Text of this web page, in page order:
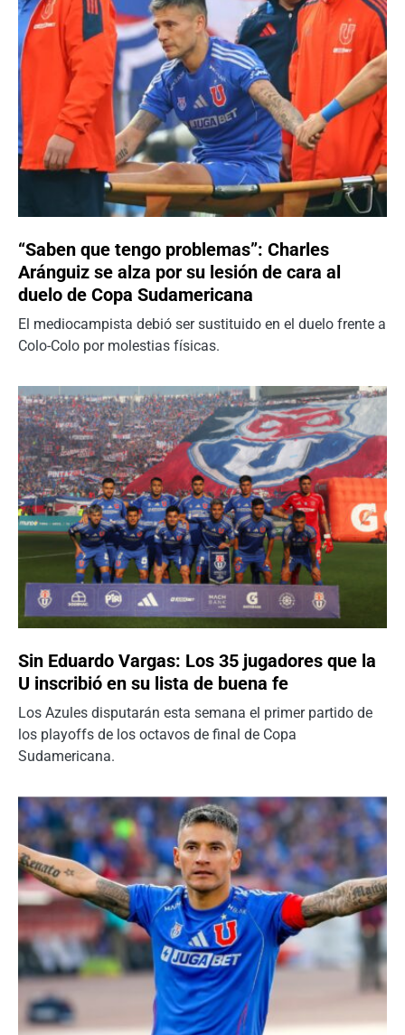
“Saben que tengo problemas”: Charles
Aránguiz se alza por su lesión de cara al
duelo de Copa Sudamericana
El mediocampista debió ser sustituido en el duelo frente a
Colo-Colo por molestias físicas.
Sin Eduardo Vargas: Los 35 jugadores que la
U inscribió en su lista de buena fe
Los Azules disputarán esta semana el primer partido de
los playoffs de los octavos de final de Copa
Sudamericana.